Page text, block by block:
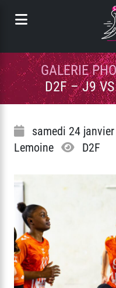
GALERIE
D2F – J9
samedi 24
Lemoine
D2F
Panneau de gestion des